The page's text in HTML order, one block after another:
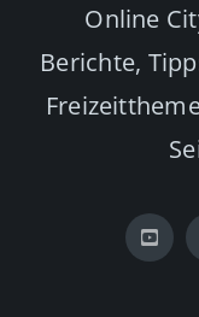
Online
Berichte,